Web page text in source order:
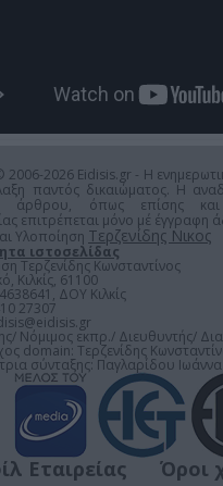
2026 Eidisis.gr - Η
παντός δικαιώματος. Η
άρθρου, όπως επίσης
επιτρέπεται μόνο μέ έγγραφη
Υλοποίηση Τερζενίδης Νικος
ιστοσελίδας
Τερζενίδης Κωνσταντίνος
Κιλκίς, 61100
ΔΟΥ Κιλκίς
27307
Νόμιμος εκπρ./ Διευθυντής/
domain: Τερζενίδης
σύνταξης: Παγλαρίδου Ιωάννα
Εταιρείας Όροι